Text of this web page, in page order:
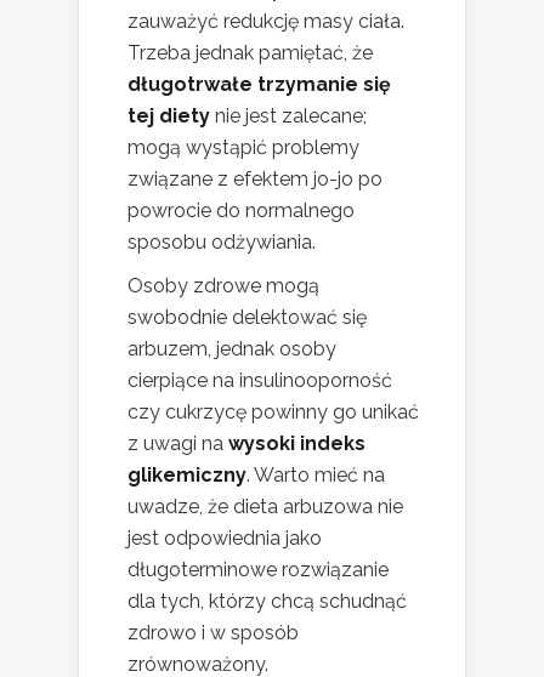
zauważyć redukcję masy ciała.
Trzeba jednak pamiętać, że
długotrwałe trzymanie się
tej diety nie jest zalecane;
mogą wystąpić problemy
związane z efektem jo-jo po
powrocie do normalnego
sposobu odżywiania.
Osoby zdrowe mogą
swobodnie delektować się
arbuzem, jednak osoby
cierpiące na insulinooporność
czy cukrzycę powinny go unikać
z uwagi na wysoki indeks
glikemiczny. Warto mieć na
uwadze, że dieta arbuzowa nie
jest odpowiednia jako
długoterminowe rozwiązanie
dla tych, którzy chcą schudnąć
zdrowo i w sposób
zrównoważony.